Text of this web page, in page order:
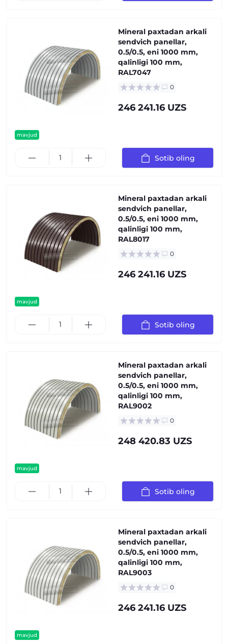
mavjud
Mineral paxtadan arkali
sendvich panellar,
0.5/0.5, eni 1000 mm,
qalinligi 100 mm,
RAL7047
0
246 241.16 UZS
Sotib oling
mavjud
Mineral paxtadan arkali
sendvich panellar,
0.5/0.5, eni 1000 mm,
qalinligi 100 mm,
RAL8017
0
246 241.16 UZS
Sotib oling
mavjud
Mineral paxtadan arkali
sendvich panellar,
0.5/0.5, eni 1000 mm,
qalinligi 100 mm,
RAL9002
0
248 420.83 UZS
Sotib oling
mavjud
Mineral paxtadan arkali
sendvich panellar,
0.5/0.5, eni 1000 mm,
qalinligi 100 mm,
RAL9003
0
246 241.16 UZS